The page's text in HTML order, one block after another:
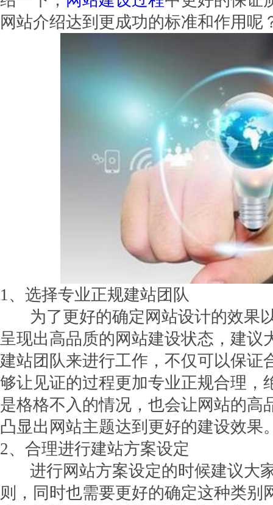
网站介绍达到更成功的标准和作用呢
1、选择专业正规建站团队
为了更好的确定网站设计的效果
呈现出高品质的网站建设状态，建议
建站团队来进行工作，不仅可以保证
够让见证的过程更加专业正规合理，
是格格不入的情况，也会让网站的高
凸显出网站主题达到更好的建设效果
2、合理进行建站方案设定
进行网站方案设定的时候建议大
则，同时也需要更好的确定这种类别